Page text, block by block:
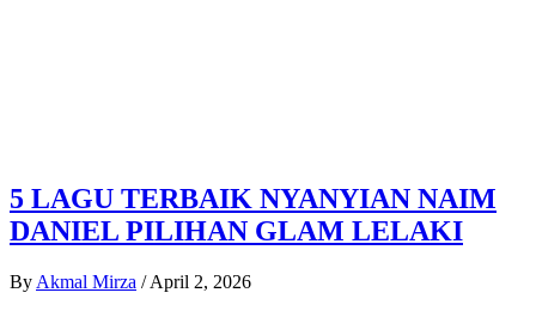
5 LAGU TERBAIK NYANYIAN NAIM
DANIEL PILIHAN GLAM LELAKI
By Akmal Mirza / April 2, 2026